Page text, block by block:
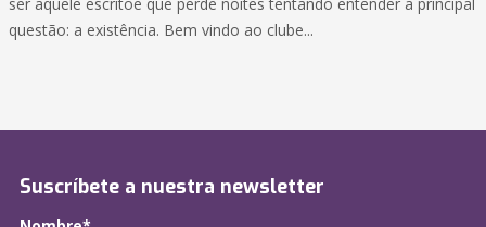
ser aquele escritoe que perde noites tentando entender a principal
questão: a existência. Bem vindo ao clube...
Suscríbete a nuestra newsletter